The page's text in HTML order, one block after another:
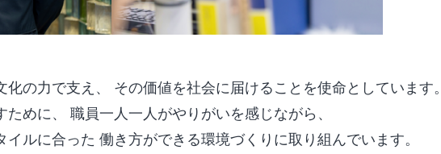
の力で支え、 その価値を社会に届けることを使命としています。
めに、
職員一人一人がやりがいを感じながら、
イルに合った 働き方ができる環境づくりに取り組んでいます。